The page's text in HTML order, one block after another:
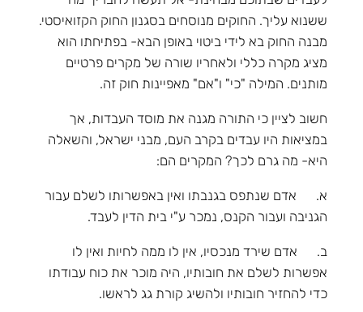
ששנוא עליך. החוקים מנוסחים בסגנון החוק הקזואיסטי.
מבנה החוק בא לידי ביטוי באופן הבא- בפתיחתו הוא
מציג מקרה כללי ולאחריו שורה של מקרים פרטיים
מותנים. המילה "כי" ו"אם" מאפיינות חוק זה.
חשוב לציין כי התורה מגנה את מוסד העבדות, אך
במציאות היו עבדים בקרב העם, מבני ישראל, והשאלה
היא- מה גרם לכך? המקרים הם:
א. אדם שנתפס בגנבתו ואין באפשרותו לשלם עבור
הגניבה ועבור הקנס, נמכר ע"י בית הדין לעבד.
ב. אדם שירד מנכסיו, אין לו ממה לחיות ואין לו
אפשרות לשלם את חובותיו, היה מוכר את כוח עבודתו
כדי להחזיר חובותיו ולהשיג קורת גג לראשו.